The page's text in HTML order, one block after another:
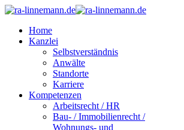
Home
Kanzlei
Selbstverständnis
Anwälte
Standorte
Karriere
Kompetenzen
Arbeitsrecht / HR
Bau- / Immobilienrecht /
Wohnungs- und